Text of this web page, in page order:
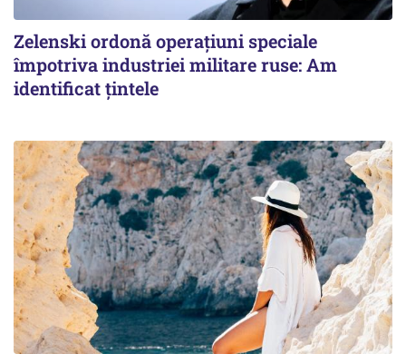
Zelenski ordonă operațiuni speciale
împotriva industriei militare ruse: Am
identificat țintele